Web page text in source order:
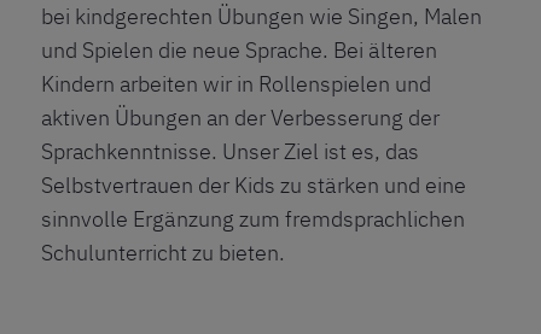
bei kindgerechten Übungen wie Singen, Malen
und Spielen die neue Sprache. Bei älteren
Kindern arbeiten wir in Rollenspielen und
aktiven Übungen an der Verbesserung der
Sprachkenntnisse. Unser Ziel ist es, das
Selbstvertrauen der Kids zu stärken und eine
sinnvolle Ergänzung zum fremdsprachlichen
Schulunterricht zu bieten.